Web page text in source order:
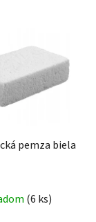
pemza biela
(6 ks)